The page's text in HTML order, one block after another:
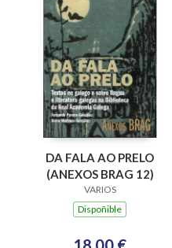
DA FALA AO PRELO
(ANEXOS BRAG 12)
VARIOS
Dispoñible